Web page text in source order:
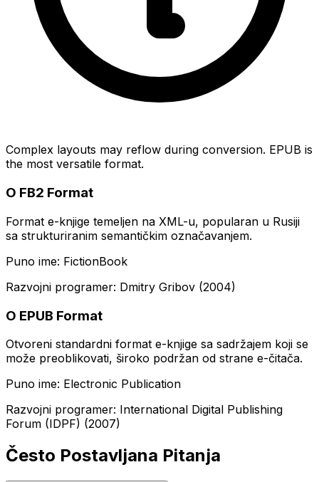
Complex layouts may reflow during conversion. EPUB is
the most versatile format.
O FB2 Format
Format e-knjige temeljen na XML-u, popularan u Rusiji
sa strukturiranim semantičkim označavanjem.
Puno ime: FictionBook
Razvojni programer: Dmitry Gribov (2004)
O EPUB Format
Otvoreni standardni format e-knjige sa sadržajem koji se
može preoblikovati, široko podržan od strane e-čitača.
Puno ime: Electronic Publication
Razvojni programer: International Digital Publishing
Forum (IDPF) (2007)
Često Postavljana Pitanja